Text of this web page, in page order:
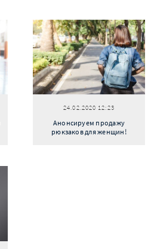
24.02.2020 12:23
Анонсируем продажу
рюкзаков для женщин!